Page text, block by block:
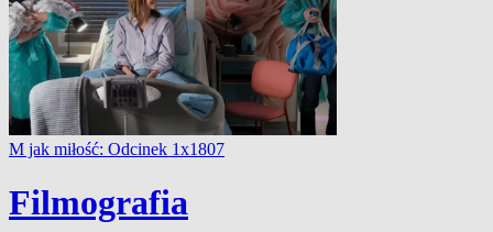
M jak miłość: Odcinek 1x1807
Filmografia